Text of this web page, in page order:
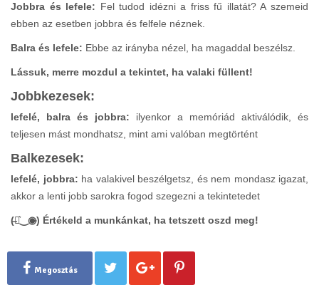
Jobbra és lefele: Fel tudod idézni a friss fű illatát? A szemeid
ebben az esetben jobbra és felfele néznek.
Balra és lefele: Ebbe az irányba nézel, ha magaddal beszélsz.
Lássuk, merre mozdul a tekintet, ha valaki füllent!
Jobbkezesek:
lefelé, balra és jobbra: ilyenkor a memóriád aktiválódik, és
teljesen mást mondhatsz, mint ami valóban megtörtént
Balkezesek:
lefelé, jobbra: ha valakivel beszélgetsz, és nem mondasz igazat,
akkor a lenti jobb sarokra fogod szegezni a tekintetedet
(̶◉͛‿◉̶) Értékeld a munkánkat, ha tetszett oszd meg!
Megosztás